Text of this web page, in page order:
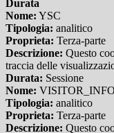
Durata
Nome: YSC
Tipologia: analitico
Proprieta: Terza-parte
Descrizione: Questo
traccia delle
Durata: Sessione
Nome:
Tipologia: analitico
Proprieta: Terza-parte
Descrizione: Questo